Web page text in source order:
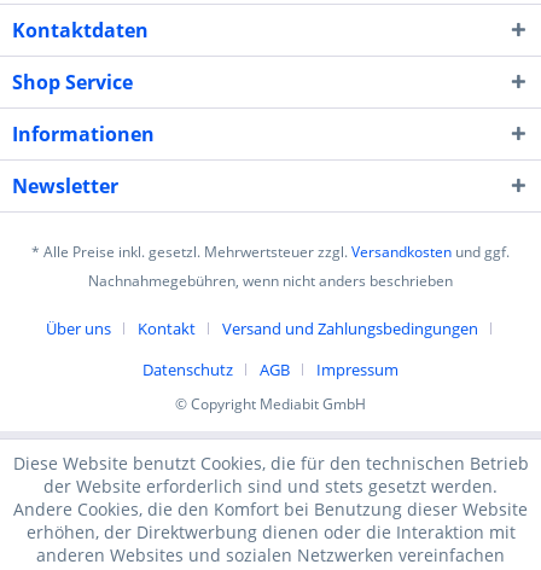
Kontaktdaten
Shop Service
Informationen
Newsletter
* Alle Preise inkl. gesetzl. Mehrwertsteuer zzgl.Versandkosten und ggf.
Nachnahmegebühren, wenn nicht anders beschrieben
Über uns Kontakt
Versand und Zahlungsbedingungen
Datenschutz
AGB Impressum
© Copyright Mediabit GmbH
Diese Website benutzt Cookies, die für den technischen Betrieb
der Website erforderlich sind und stets gesetzt werden.
Andere Cookies, die den Komfort bei Benutzung dieser Website
erhöhen, der Direktwerbung dienen oder die Interaktion mit
anderen Websites und sozialen Netzwerken vereinfachen